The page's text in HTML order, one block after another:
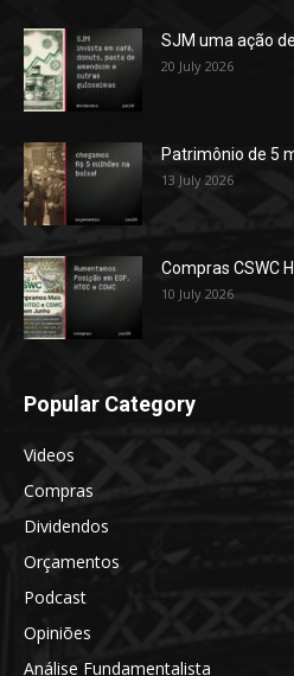
SJM uma ação
20 July 2026
Patrimônio de 5
13 July 2026
Compras CSWC
10 July 2026
Popular Category
Videos
Compras
Dividendos
Orçamentos
Podcast
Opiniões
Análise Fundamentalista